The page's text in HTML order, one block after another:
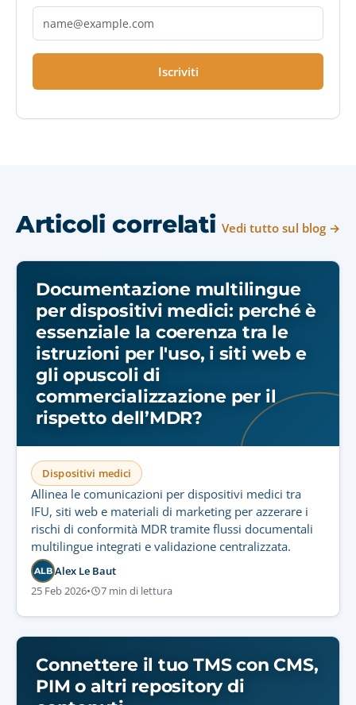
Iscriviti
Articoli correlati Vedi tutto sul blog →
Documentazione multilingue
per dispositivi medici: perché è
essenziale la coerenza tra le
istruzioni per l'uso, i siti web e
gli opuscoli di
commercializzazione per il
rispetto dell’MDR?
Dispositivi medici
Allinea le comunicazioni per dispositivi medici tra
IFU, siti web e materiali di marketing per azzerare i
rischi di conformità MDR tramite flussi documentali
multilingue integrati e validazione centralizzata.
ALB Alex Le Baut
25 Feb 2026• 7 min di lettura
Connettere il tuo TMS con CMS,
PIM o altri repository di